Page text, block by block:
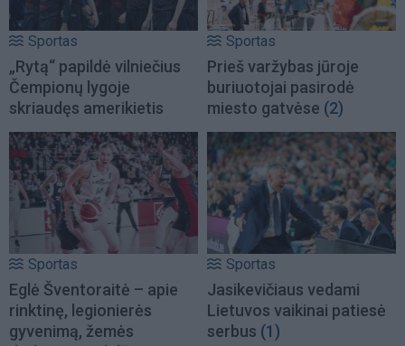
Sportas
„Rytą“ papildė vilniečius
Čempionų lygoje
skriaudęs amerikietis
Sportas
Prieš varžybas jūroje
buriuotojai pasirodė
miesto gatvėse (2)
Sportas
Eglė Šventoraitė – apie
rinktinę, legionierės
gyvenimą, žemės
Sportas
Jasikevičiaus vedami
Lietuvos vaikinai patiesė
serbus (1)